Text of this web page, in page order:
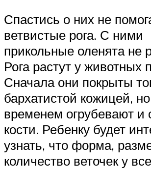
Спастись о них не
ветвистые рога. С ними
прикольные оленята не
Рога растут у животных
Сначала они покрыты
бархатистой кожицей,
временем огрубевают и
кости. Ребенку будет
узнать, что форма,
количество веточек у